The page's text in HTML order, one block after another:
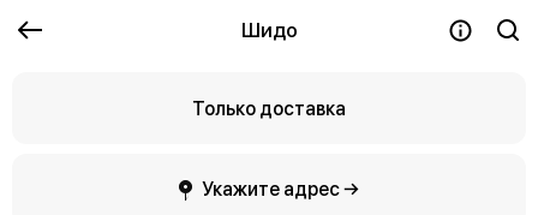
Шидо
Только доставка
Укажите адрес →